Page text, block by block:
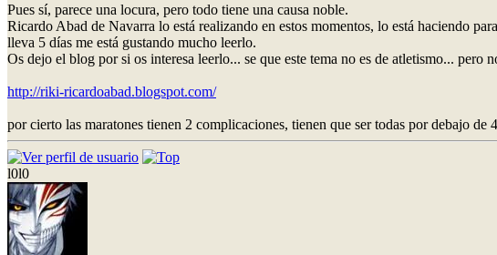
Pues sí, parece una locura, pero todo tiene una causa noble.
Ricardo Abad de Navarra lo está realizando en estos momentos, lo está haciendo
lleva 5 días me está gustando mucho leerlo.
Os dejo el blog por si os interesa leerlo... se que este tema no es de atletismo... pero
http://riki-ricardoabad.blogspot.com/
por cierto las maratones tienen 2 complicaciones, tienen que ser todas por debajo
l0l0